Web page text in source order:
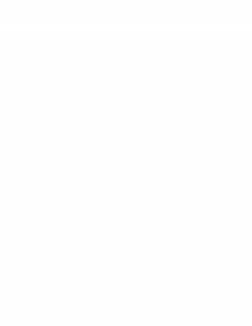
sur les animaux de la forêt.